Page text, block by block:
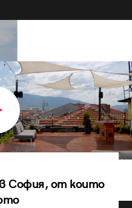
София, от които